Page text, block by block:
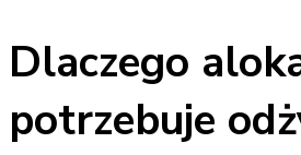
Dlaczego
potrzebuje